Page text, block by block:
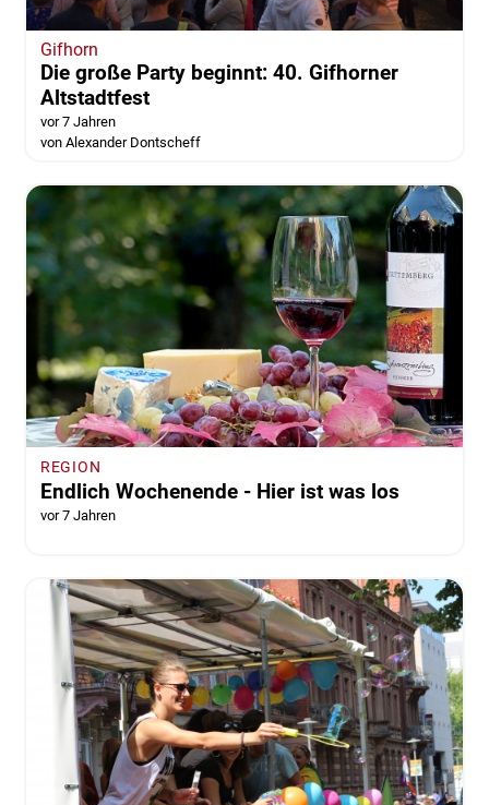
Gifhorn
Die große Party beginnt: 40. Gifhorner
Altstadtfest
vor 7 Jahren
von Alexander Dontscheff
REGION
Endlich Wochenende - Hier ist was los
vor 7 Jahren